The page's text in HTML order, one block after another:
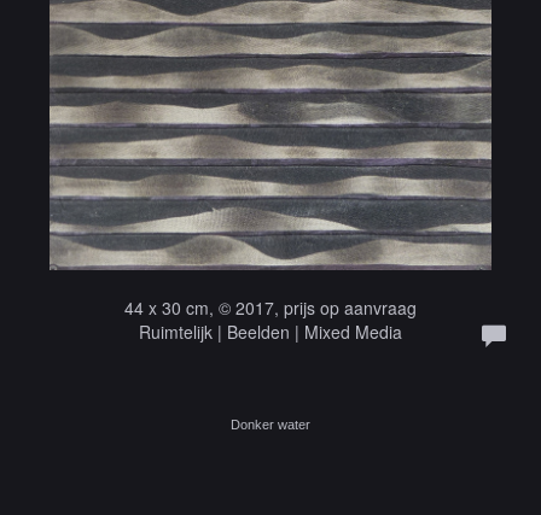
44 x 30 cm, © 2017, prijs op aanvraag
Ruimtelijk | Beelden | Mixed Media
Donker water